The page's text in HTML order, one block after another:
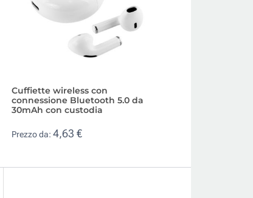
Cuffiette wireless con
connessione Bluetooth 5.0 da
30mAh con custodia
Prezzo da: 4,63 €